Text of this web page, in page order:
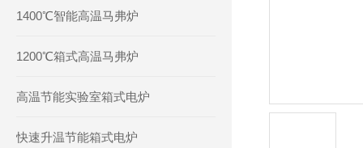
1400℃智能高温马弗炉
1200℃箱式高温马弗炉
高温节能实验室箱式电炉
快速升温节能箱式电炉